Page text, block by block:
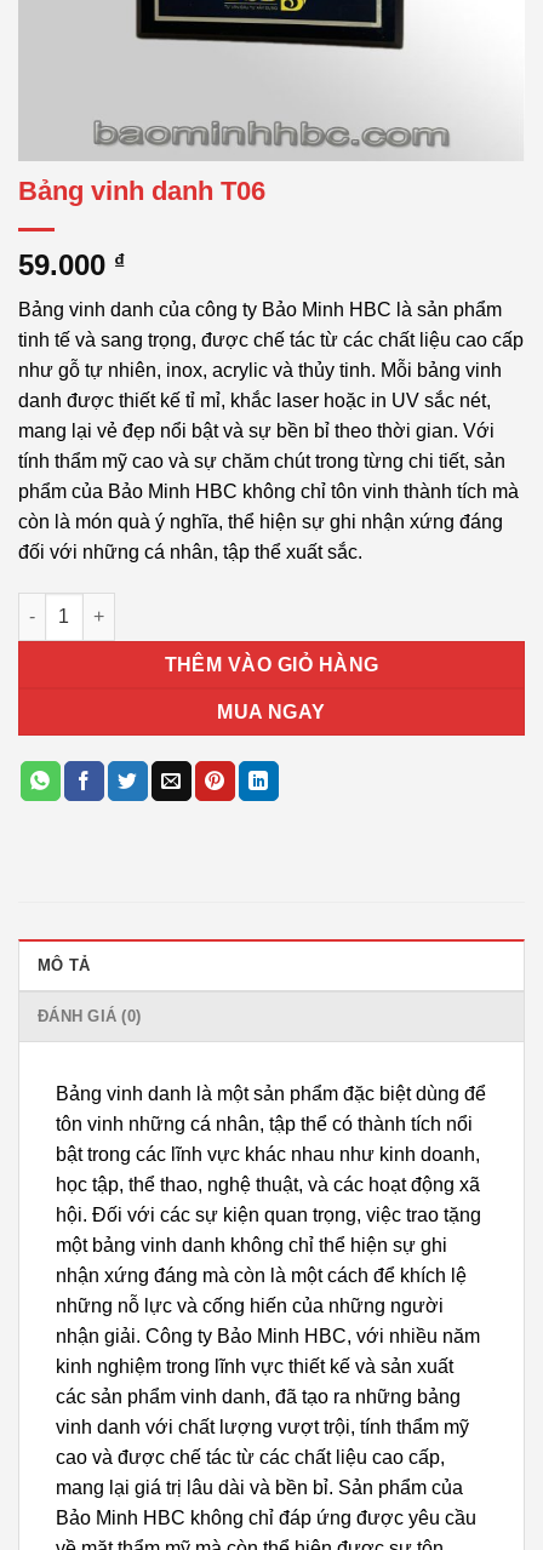
Bảng vinh danh T06
59.000 ₫
Bảng vinh danh của công ty Bảo Minh HBC là sản phẩm
tinh tế và sang trọng, được chế tác từ các chất liệu cao cấp
như gỗ tự nhiên, inox, acrylic và thủy tinh. Mỗi bảng vinh
danh được thiết kế tỉ mỉ, khắc laser hoặc in UV sắc nét,
mang lại vẻ đẹp nổi bật và sự bền bỉ theo thời gian. Với
tính thẩm mỹ cao và sự chăm chút trong từng chi tiết, sản
phẩm của Bảo Minh HBC không chỉ tôn vinh thành tích mà
còn là món quà ý nghĩa, thể hiện sự ghi nhận xứng đáng
đối với những cá nhân, tập thể xuất sắc.
Bảng vinh danh T06 số lượng
THÊM VÀO GIỎ HÀNG
MUA NGAY
MÔ TẢ
ĐÁNH GIÁ (0)
Bảng vinh danh là một sản phẩm đặc biệt dùng để
tôn vinh những cá nhân, tập thể có thành tích nổi
bật trong các lĩnh vực khác nhau như kinh doanh,
học tập, thể thao, nghệ thuật, và các hoạt động xã
hội. Đối với các sự kiện quan trọng, việc trao tặng
một bảng vinh danh không chỉ thể hiện sự ghi
nhận xứng đáng mà còn là một cách để khích lệ
những nỗ lực và cống hiến của những người
nhận giải. Công ty Bảo Minh HBC, với nhiều năm
kinh nghiệm trong lĩnh vực thiết kế và sản xuất
các sản phẩm vinh danh, đã tạo ra những bảng
vinh danh với chất lượng vượt trội, tính thẩm mỹ
cao và được chế tác từ các chất liệu cao cấp,
mang lại giá trị lâu dài và bền bỉ. Sản phẩm của
Bảo Minh HBC không chỉ đáp ứng được yêu cầu